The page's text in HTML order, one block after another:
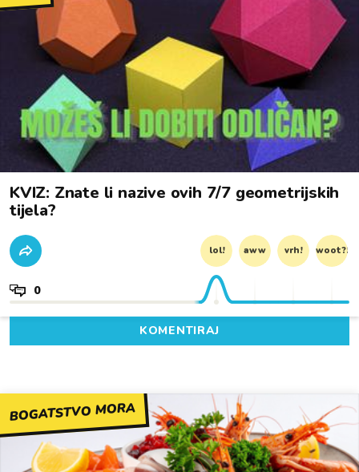
KVIZ: Znate li nazive ovih 7/7 geometrijskih
tijela?
lol! aww vrh! woot?!
0
KOMENTIRAJ
BOGATSTVO MORA